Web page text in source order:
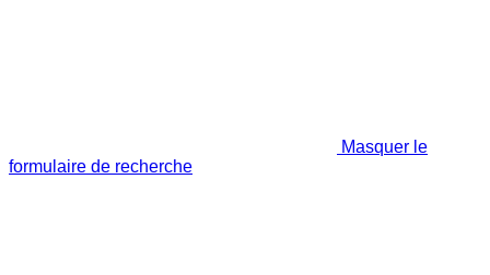
Masquer le
formulaire de recherche